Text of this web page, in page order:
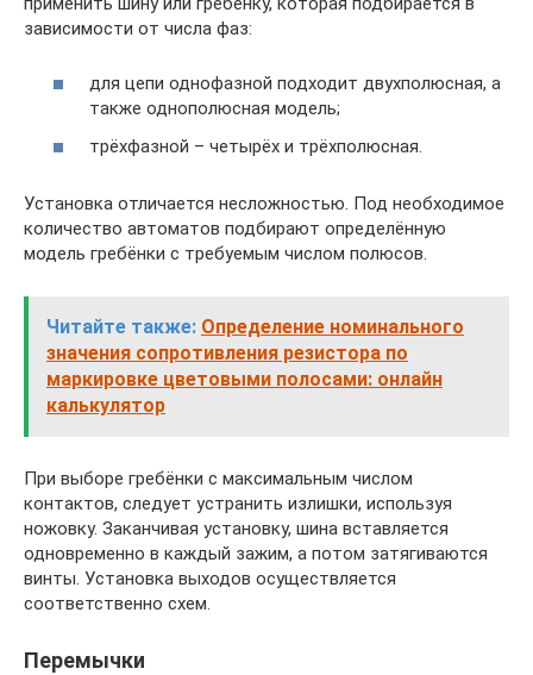
зависимости от числа фаз:
для цепи однофазной подходит двухполюсная, а
также однополюсная модель;
трёхфазной – четырёх и трёхполюсная.
Установка отличается несложностью. Под необходимое
количество автоматов подбирают определённую
модель гребёнки с требуемым числом полюсов.
Читайте также: Определение номинального
значения сопротивления резистора по
маркировке цветовыми полосами: онлайн
калькулятор
При выборе гребёнки с максимальным числом
контактов, следует устранить излишки, используя
ножовку. Заканчивая установку, шина вставляется
одновременно в каждый зажим, а потом затягиваются
винты. Установка выходов осуществляется
соответственно схем.
Перемычки